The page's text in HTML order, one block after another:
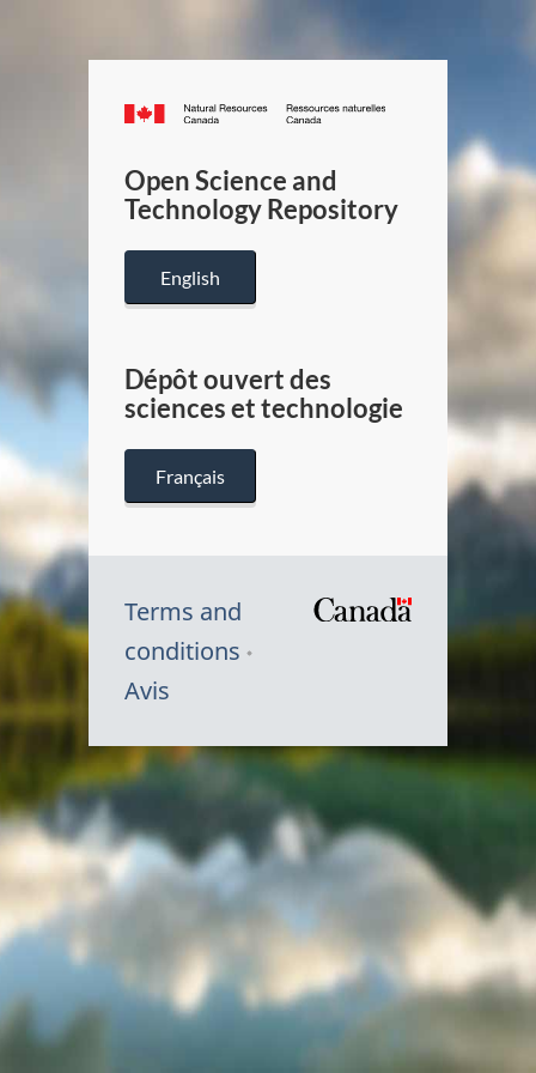
Canada.ca
/
Canada
Open Science and
Technology Repository
English
Dépôt ouvert des
sciences et technologie
Français
Terms and
conditions
Avis
Symbole
du